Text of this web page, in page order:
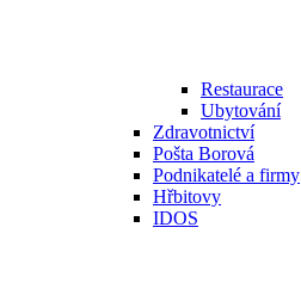
Restaurace
Ubytování
Zdravotnictví
Pošta Borová
Podnikatelé a firmy
Hřbitovy
IDOS